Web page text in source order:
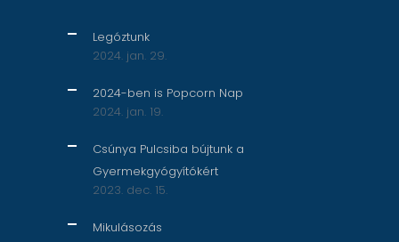
Legóztunk
2024. jan. 29.
2024-ben is Popcorn Nap
2024. jan. 19.
Csúnya Pulcsiba bújtunk a
Gyermekgyógyítókért
2023. dec. 15.
Mikulásozás